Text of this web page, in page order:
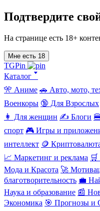
Подтвердите
На странице есть 18+
Мне есть 18
TGPin
Каталог 🢓
🎌 Аниме 🚗 Авто, мото,
Военкоры 🔞 Для Взрослых
👩 Для женщин ✍️ Блоги
спорт 🎮 Игры и
интеллект 🪙
📈 Маркетинг и реклама
Мода и Красота 🚀
благотворительность 💼
Наука и образование 📰
Экономика 🎯 Прогнозы и